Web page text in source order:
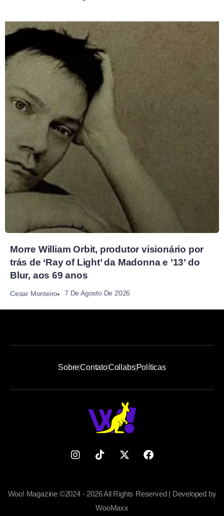
Morre William Orbit, produtor visionário por
trás de ‘Ray of Light’ da Madonna e ’13’ do
Blur, aos 69 anos
Cesar Monteiro 7 De Agosto De 2026
SobreContatoCollabsPolíticas
Woo! Magazine ©2024 - 2026 All Rights Reserved | Developed by
WooMaxx